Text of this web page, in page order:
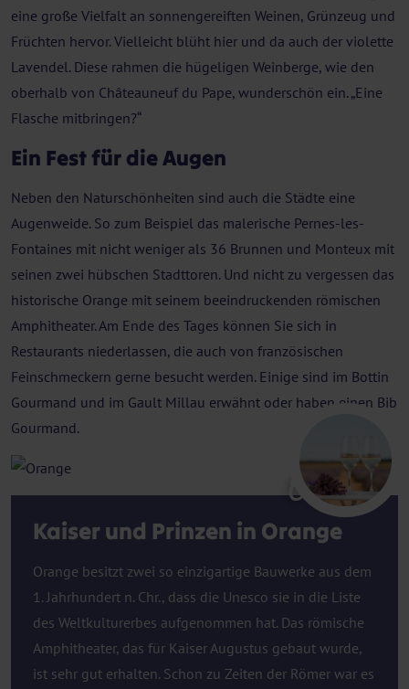
eine große Vielfalt an sonnengereiften Weinen, Grünzeug und
Früchten hervor. Vielleicht blüht hier und da auch der violette
Lavendel. Diese rahmen die hügeligen Weinberge, wie den
oberhalb von Châteauneuf du Pape, wunderschön ein. „Eine
Flasche mitbringen?“
Ein Fest für die Augen
Neben den Naturschönheiten sind auch die Städte eine
Augenweide. So zum Beispiel das malerische Pernes-les-
Fontaines mit nicht weniger als 36 Brunnen und Monteux mit
seinen zwei hübschen Stadttoren. Und nicht zu vergessen das
historische Orange mit seinem beeindruckenden römischen
Amphitheater. Am Ende des Tages können Sie sich in
Restaurants niederlassen, die auch von französischen
Feinschmeckern gerne besucht werden. Einige sind im Bottin
Gourmand und im Gault Millau erwähnt oder haben einen Bib
Gourmand.
Orange
Kaiser und Prinzen in Orange
Orange besitzt zwei so einzigartige Bauwerke aus dem
1. Jahrhundert n. Chr., dass die Unesco sie in die Liste
des Weltkulturerbes aufgenommen hat. Das römische
Amphitheater, das für Kaiser Augustus gebaut wurde,
ist sehr gut erhalten. Schon zu Zeiten der Römer war es